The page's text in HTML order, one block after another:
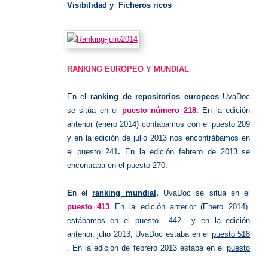
Visibilidad y Ficheros ricos
RANKING EUROPEO Y MUNDIAL
En el ranking de repositorios europeos UvaDoc
se sitúa en el
puesto número 218. En la edición
anterior (enero 2014) contábamos con el puesto 209
y en la edición de julio 2013 nos encontrábamos en
el puesto 241. En la edición febrero de 2013 se
encontraba en el puesto 270.
En elranking mundial , UvaDoc se sitúa en el
puesto 413
En la edición anterior (Enero 2014)
estábamos en el puesto 442 y en la edición
anterior, julio 2013, UvaDoc estaba en el puesto 518
En la edición de febrero 2013 estaba en elpuesto